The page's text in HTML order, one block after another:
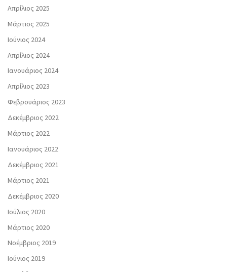
Απρίλιος 2025
Μάρτιος 2025
Ιούνιος 2024
Απρίλιος 2024
Ιανουάριος 2024
Απρίλιος 2023
Φεβρουάριος 2023
Δεκέμβριος 2022
Μάρτιος 2022
Ιανουάριος 2022
Δεκέμβριος 2021
Μάρτιος 2021
Δεκέμβριος 2020
Ιούλιος 2020
Μάρτιος 2020
Νοέμβριος 2019
Ιούνιος 2019